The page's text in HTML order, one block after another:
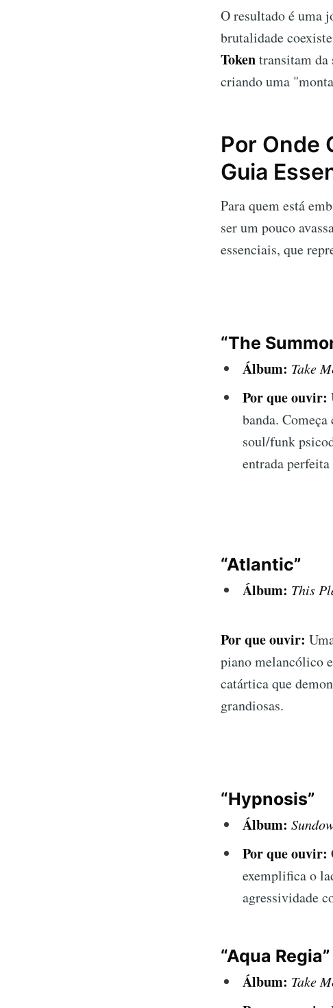
O resultado é uma
brutalidade
Tokentransitam da
criando uma
Por Onde
Guia
Para quem está
ser um pouco
essenciais, que
“The
Álbum: Take
Por que ouvir:
banda.
soul/funk
entrada
“Atlantic”
Álbum: This
Por que ouvir:
piano melancólico
catártica que
grandiosas.
“Hypnosis”
Álbum:
Por que ouvir:
exemplifica o
agressividade
“Aqua Regia”
Álbum: Take